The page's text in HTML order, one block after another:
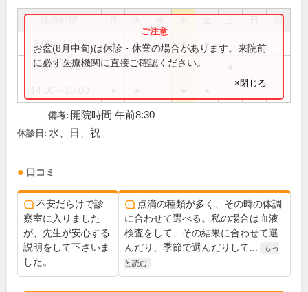
祝
9:00～12:30 ● ● ● ●
9:00～13:00
お盆(8月中旬)は休診・休業の場合があります。来院前
に必ず医療機関に直接ご確認ください。
×閉じる
備考: 開院時間 午前8:30
休診日: 水、日、祝
口コミ
不安だらけで診
察室に入りました
が、先生が安心する
説明をして下さいま
した。
点滴の種類が多く、その時の体調
に合わせて選べる。私の場合は血液
検査をして、その結果に合わせて選
んだり、季節で選んだりして...
もっ
と読む